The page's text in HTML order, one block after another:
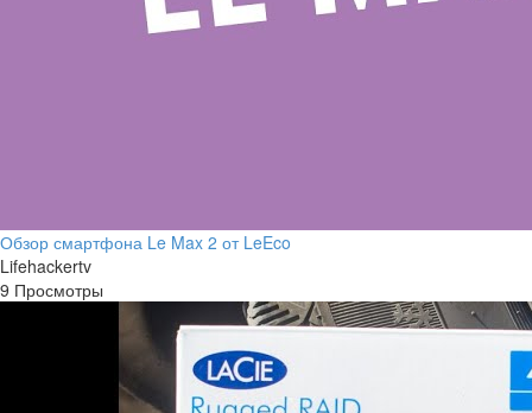
Обзор смартфона Le Max 2 от LeEco
Lifehackertv
9 Просмотры